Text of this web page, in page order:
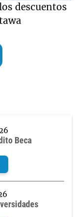
descuentos
Beca